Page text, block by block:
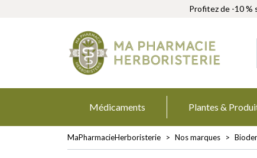
Profitez de -10 %
Médicaments Plantes &
MaPharmacieHerboristerie Nos marques